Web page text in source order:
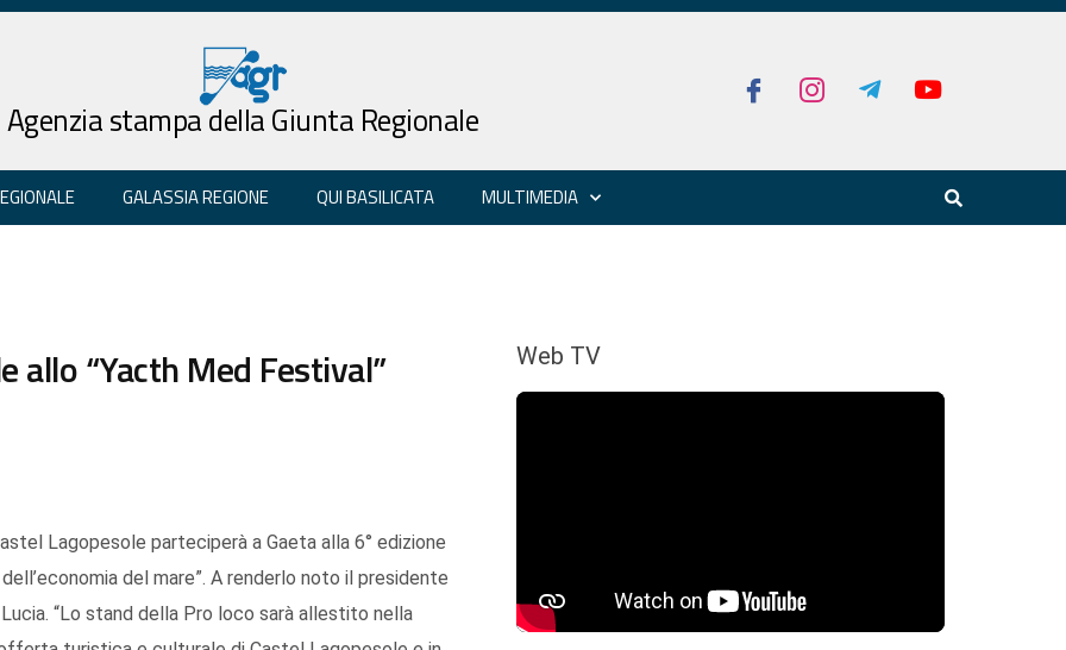
Agenzia stampa della Giunta Regionale
GALASSIA REGIONE QUI BASILICATA MULTIMEDIA
allo “Yacth Med Festival”
Lagopesole parteciperà a Gaeta alla 6° edizione
del mare”. A renderlo noto il presidente
“Lo stand della Pro loco sarà allestito nella
Web TV